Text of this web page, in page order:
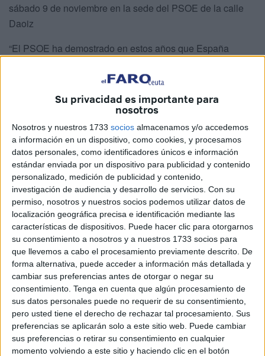
Su privacidad es importante para
nosotros
Nosotros y nuestros 1733 socios almacenamos y/o accedemos
a información en un dispositivo, como cookies, y procesamos
datos personales, como identificadores únicos e información
estándar enviada por un dispositivo para publicidad y contenido
personalizado, medición de publicidad y contenido,
investigación de audiencia y desarrollo de servicios. Con su
permiso, nosotros y nuestros socios podemos utilizar datos de
localización geográfica precisa e identificación mediante las
características de dispositivos. Puede hacer clic para otorgarnos
su consentimiento a nosotros y a nuestros 1733 socios para
que llevemos a cabo el procesamiento previamente descrito. De
forma alternativa, puede acceder a información más detallada y
cambiar sus preferencias antes de otorgar o negar su
consentimiento. Tenga en cuenta que algún procesamiento de
sus datos personales puede no requerir de su consentimiento,
pero usted tiene el derecho de rechazar tal procesamiento. Sus
preferencias se aplicarán solo a este sitio web. Puede cambiar
sus preferencias o retirar su consentimiento en cualquier
momento volviendo a este sitio y haciendo clic en el botón
sábado 9 de noviembre en la sede del PSOE de la calle
Daoiz
“El PSOE ha demostrado en estos años que España
presentación de su Ponencia Marco para el 41 Congreso
Federal del partido.
mano de Gobiernos socialistas.Los grandes avances
sociales, económicos, medioambientales y feministas
que nuestro país ha alcanzado en democracia han
sucedido siempre bajo el liderazgo político del PSOE”,
recuerdan.
La sanidad pública, el modelo de cuidados, el trabajo
digno, la igualdad salarial entre hombres y mujeres, la
transparencia de gobierno, el matrimonio entre personas
del mismo sexo, el sistema de acogida e integración para
migrantes o la transición ecológica nacieron en los
programas y debates del Partido Socialista”, enumeran
recordado cómo fue necesario enfrentarse al rechazo
reaccionario de la derecha y ahora también de la
ultraderecha.